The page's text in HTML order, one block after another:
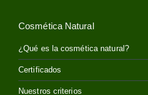
Cosmética Natural
¿Qué es la cosmética natural?
Certificados
Nuestros criterios